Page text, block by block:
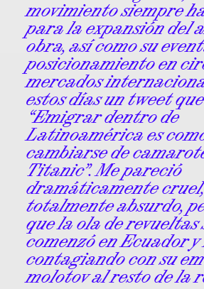
movimiento siempre
para la expansión del
obra, así como su
posicionamiento en
mercados
estos días un tweet
“Emigrar dentro de
Latinoamérica es
cambiarse de
Titanic”. Me pareció
dramáticamente
totalmente absurdo,
que la ola de revueltas
comenzó en Ecuador
contagiando con su
molotov al resto de la